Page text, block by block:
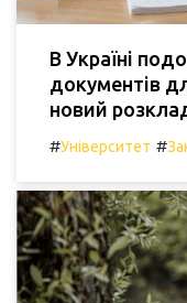
В Україні
документів
новий
#Університет #